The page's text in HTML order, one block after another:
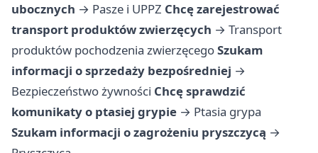
ubocznych → Pasze i UPPZ Chcę zarejestrować
transport produktów zwierzęcych → Transport
produktów pochodzenia zwierzęcegoSzukam
informacji o sprzedaży bezpośredniej →
Bezpieczeństwo żywności Chcę sprawdzić
komunikaty o ptasiej grypie → Ptasia grypa
Szukam informacji o zagrożeniu pryszczycą →